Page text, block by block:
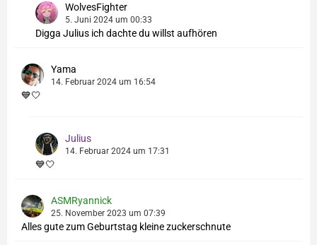
WolvesFighter
5. Juni 2024 um 00:33
Digga Julius ich dachte du willst aufhören
Yama
14. Februar 2024 um 16:54
💙🤍
Julius
14. Februar 2024 um 17:31
💙🤍
ASMRyannick
25. November 2023 um 07:39
Alles gute zum Geburtstag kleine zuckerschnute